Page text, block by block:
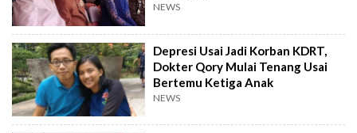
NEWS
Depresi Usai Jadi Korban KDRT,
Dokter Qory Mulai Tenang Usai
Bertemu Ketiga Anak
NEWS